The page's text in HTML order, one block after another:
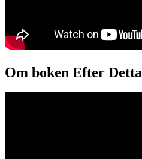
Om boken Efter Detta